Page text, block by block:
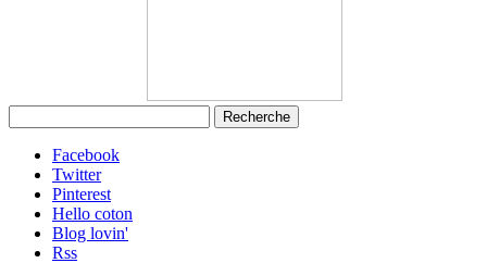
Facebook
Twitter
Pinterest
Hello coton
Blog lovin'
Rss